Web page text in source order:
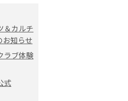
カルチ
お知らせ
ラブ体験
式